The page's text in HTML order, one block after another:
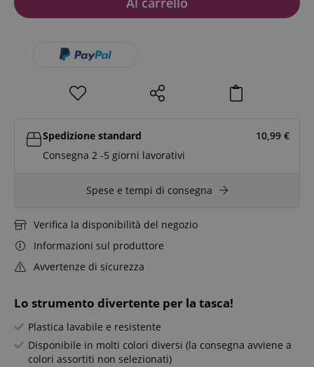
Lo strumento divertente per la tasca!
Plastica lavabile e resistente
Disponibile in molti colori diversi (la consegna avviene a
colori assortiti non selezionati)
Spedizione standard 10,99 €
Consegna 2 -5 giorni lavorativi
Spese e tempi di consegna
Verifica la disponibilità del negozio
Informazioni sul produttore
Avvertenze di sicurezza